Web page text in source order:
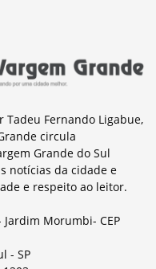
Tadeu Fernando Ligabue,
circula
Grande do Sul
notícias da cidade e
e respeito ao leitor.
Jardim Morumbi- CEP
- SP